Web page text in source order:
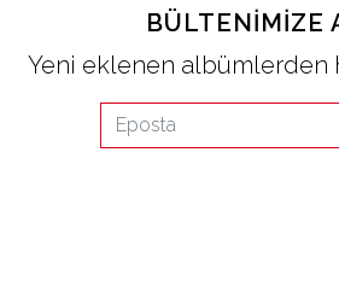
BÜLTENIMIZE
Yeni eklenen albümlerden